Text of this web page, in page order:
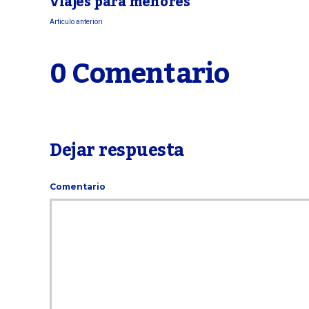
Articulo anteriori
0 Comentario
Dejar respuesta
Comentario